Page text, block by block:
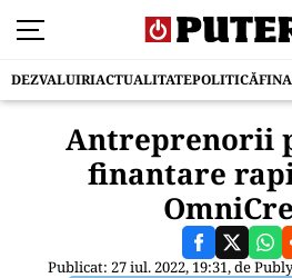
DEZVALUIRIACTUALITATEPOLITICĂ
Antreprenorii
finantare
Publicat: 27 iul. 2022, 19:31, de